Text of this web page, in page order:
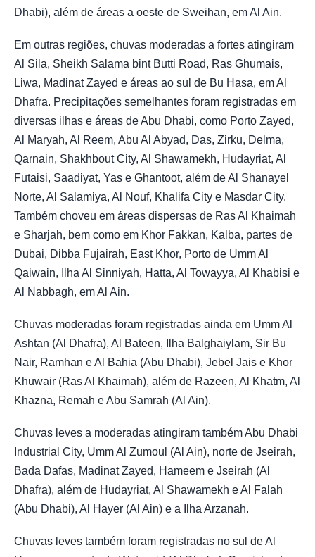
Dhabi), além de áreas a oeste de Sweihan, em Al Ain.
Em outras regiões, chuvas moderadas a fortes atingiram
Al Sila, Sheikh Salama bint Butti Road, Ras Ghumais,
Liwa, Madinat Zayed e áreas ao sul de Bu Hasa, em Al
Dhafra. Precipitações semelhantes foram registradas em
diversas ilhas e áreas de Abu Dhabi, como Porto Zayed,
Al Maryah, Al Reem, Abu Al Abyad, Das, Zirku, Delma,
Qarnain, Shakhbout City, Al Shawamekh, Hudayriat, Al
Futaisi, Saadiyat, Yas e Ghantoot, além de Al Shanayel
Norte, Al Salamiya, Al Nouf, Khalifa City e Masdar City.
Também choveu em áreas dispersas de Ras Al Khaimah
e Sharjah, bem como em Khor Fakkan, Kalba, partes de
Dubai, Dibba Fujairah, East Khor, Porto de Umm Al
Qaiwain, Ilha Al Sinniyah, Hatta, Al Towayya, Al Khabisi e
Al Nabbagh, em Al Ain.
Chuvas moderadas foram registradas ainda em Umm Al
Ashtan (Al Dhafra), Al Bateen, Ilha Balghaiylam, Sir Bu
Nair, Ramhan e Al Bahia (Abu Dhabi), Jebel Jais e Khor
Khuwair (Ras Al Khaimah), além de Razeen, Al Khatm, Al
Khazna, Remah e Abu Samrah (Al Ain).
Chuvas leves a moderadas atingiram também Abu Dhabi
Industrial City, Umm Al Zumoul (Al Ain), norte de Jseirah,
Bada Dafas, Madinat Zayed, Hameem e Jseirah (Al
Dhafra), além de Hudayriat, Al Shawamekh e Al Falah
(Abu Dhabi), Al Hayer (Al Ain) e a Ilha Arzanah.
Chuvas leves também foram registradas no sul de Al